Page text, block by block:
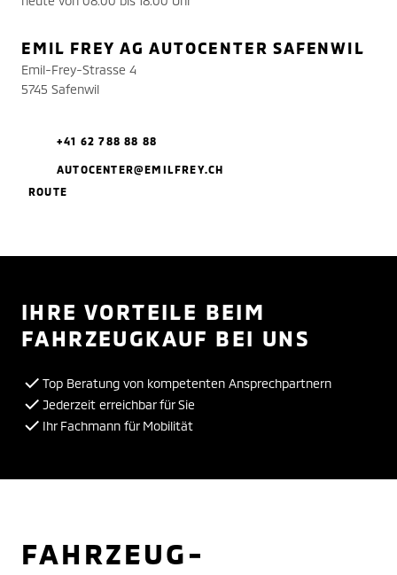
EMIL FREY AG AUTOCENTER SAFENWIL
Emil-Frey-Strasse 4
5745 Safenwil
+41 62 788 88 88
AUTOCENTER@EMILFREY.CH
ROUTE
IHRE VORTEILE BEIM
FAHRZEUGKAUF BEI UNS
Top Beratung von kompetenten Ansprechpartnern
Jederzeit erreichbar für Sie
Ihr Fachmann für Mobilität
FAHRZEUG-